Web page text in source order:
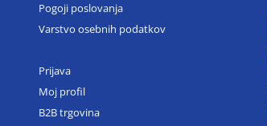
Pogoji poslovanja
Varstvo osebnih podatkov
Prijava
Moj profil
B2B trgovina